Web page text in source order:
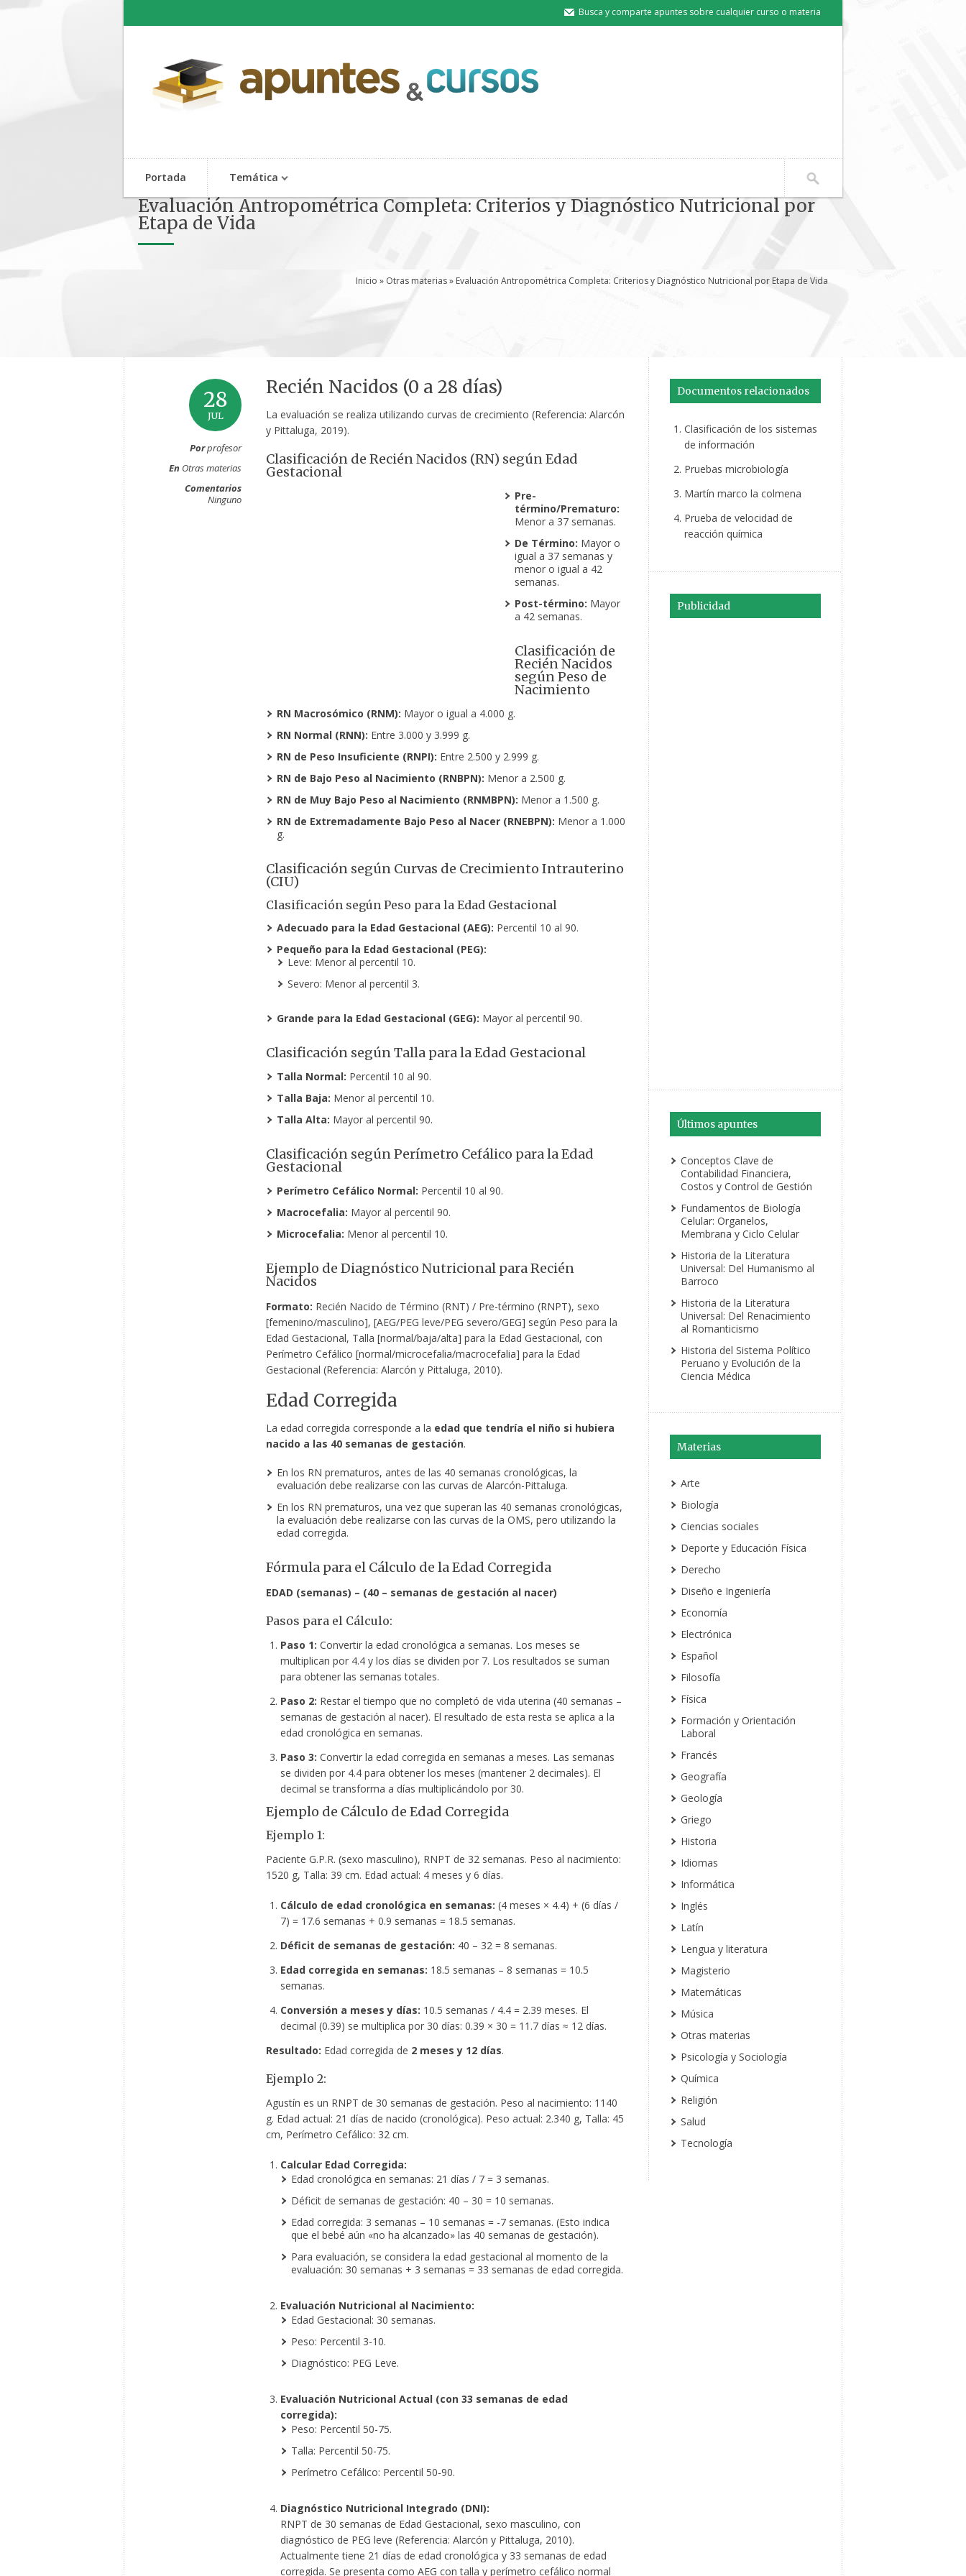
Busca y comparte apuntes sobre cualquier curso o materia
Portada Temática
Evaluación Antropométrica Completa: Criterios y Diagnóstico Nutricional por
Etapa de Vida
Inicio » Otras materias» Evaluación Antropométrica Completa: Criterios y Diagnóstico Nutricional por Etapa de Vida
28
JUL
Porprofesor
En Otras materias
Comentarios
Ninguno
Recién Nacidos (0 a 28 días)
La evaluación se realiza utilizando curvas de crecimiento (Referencia: Alarcón
y Pittaluga, 2019).
Clasificación de Recién Nacidos (RN) según Edad
Gestacional
Pre-
término/Prematuro:
Menor a 37 semanas.
De Término: Mayor o
igual a 37 semanas y
menor o igual a 42
semanas.
Post-término: Mayor
a 42 semanas.
Clasificación de
Recién Nacidos
según Peso de
Nacimiento
RN Macrosómico (RNM): Mayor o igual a 4.000 g.
RN Normal (RNN): Entre 3.000 y 3.999 g.
RN de Peso Insuficiente (RNPI): Entre 2.500 y 2.999 g.
RN de Bajo Peso al Nacimiento (RNBPN): Menor a 2.500 g.
RN de Muy Bajo Peso al Nacimiento (RNMBPN): Menor a 1.500 g.
RN de Extremadamente Bajo Peso al Nacer (RNEBPN): Menor a 1.000
g.
Clasificación según Curvas de Crecimiento Intrauterino
(CIU)
Clasificación según Peso para la Edad Gestacional
Adecuado para la Edad Gestacional (AEG): Percentil 10 al 90.
Pequeño para la Edad Gestacional (PEG):
Leve: Menor al percentil 10.
Severo: Menor al percentil 3.
Grande para la Edad Gestacional (GEG): Mayor al percentil 90.
Clasificación según Talla para la Edad Gestacional
Talla Normal: Percentil 10 al 90.
Talla Baja: Menor al percentil 10.
Talla Alta: Mayor al percentil 90.
Clasificación según Perímetro Cefálico para la Edad
Gestacional
Perímetro Cefálico Normal: Percentil 10 al 90.
Macrocefalia: Mayor al percentil 90.
Microcefalia: Menor al percentil 10.
Ejemplo de Diagnóstico Nutricional para Recién
Nacidos
Formato: Recién Nacido de Término (RNT) / Pre-término (RNPT), sexo
[femenino/masculino], [AEG/PEG leve/PEG severo/GEG] según Peso para la
Edad Gestacional, Talla [normal/baja/alta] para la Edad Gestacional, con
Perímetro Cefálico [normal/microcefalia/macrocefalia] para la Edad
Gestacional (Referencia: Alarcón y Pittaluga, 2010).
Edad Corregida
La edad corregida corresponde a la edad que tendría el niño si hubiera
nacido a las 40 semanas de gestación.
En los RN prematuros, antes de las 40 semanas cronológicas, la
evaluación debe realizarse con las curvas de Alarcón-Pittaluga.
En los RN prematuros, una vez que superan las 40 semanas cronológicas,
la evaluación debe realizarse con las curvas de la OMS, pero utilizando la
edad corregida.
Fórmula para el Cálculo de la Edad Corregida
EDAD (semanas) – (40 – semanas de gestación al nacer)
Pasos para el Cálculo:
Paso 1: Convertir la edad cronológica a semanas. Los meses se
multiplican por 4.4 y los días se dividen por 7. Los resultados se suman
para obtener las semanas totales.
Paso 2: Restar el tiempo que no completó de vida uterina (40 semanas –
semanas de gestación al nacer). El resultado de esta resta se aplica a la
edad cronológica en semanas.
Paso 3: Convertir la edad corregida en semanas a meses. Las semanas
se dividen por 4.4 para obtener los meses (mantener 2 decimales). El
decimal se transforma a días multiplicándolo por 30.
Ejemplo de Cálculo de Edad Corregida
Ejemplo 1:
Paciente G.P.R. (sexo masculino), RNPT de 32 semanas. Peso al nacimiento:
1520 g, Talla: 39 cm. Edad actual: 4 meses y 6 días.
Cálculo de edad cronológica en semanas: (4 meses × 4.4) + (6 días /
7) = 17.6 semanas + 0.9 semanas = 18.5 semanas.
Déficit de semanas de gestación: 40 – 32 = 8 semanas.
Edad corregida en semanas: 18.5 semanas – 8 semanas = 10.5
semanas.
Conversión a meses y días: 10.5 semanas / 4.4 = 2.39 meses. El
decimal (0.39) se multiplica por 30 días: 0.39 × 30 = 11.7 días ≈ 12 días.
Resultado: Edad corregida de 2 meses y 12 días.
Ejemplo 2:
Agustín es un RNPT de 30 semanas de gestación. Peso al nacimiento: 1140
g. Edad actual: 21 días de nacido (cronológica). Peso actual: 2.340 g, Talla: 45
cm, Perímetro Cefálico: 32 cm.
Calcular Edad Corregida:
Edad cronológica en semanas: 21 días / 7 = 3 semanas.
Déficit de semanas de gestación: 40 – 30 = 10 semanas.
Edad corregida: 3 semanas – 10 semanas = -7 semanas. (Esto indica
que el bebé aún «no ha alcanzado» las 40 semanas de gestación).
Para evaluación, se considera la edad gestacional al momento de la
evaluación: 30 semanas + 3 semanas = 33 semanas de edad corregida.
Evaluación Nutricional al Nacimiento:
Edad Gestacional: 30 semanas.
Peso: Percentil 3-10.
Diagnóstico: PEG Leve.
Evaluación Nutricional Actual (con 33 semanas de edad
corregida):
Peso: Percentil 50-75.
Talla: Percentil 50-75.
Perímetro Cefálico: Percentil 50-90.
Diagnóstico Nutricional Integrado (DNI):
RNPT de 30 semanas de Edad Gestacional, sexo masculino, con
diagnóstico de PEG leve (Referencia: Alarcón y Pittaluga, 2010).
Actualmente tiene 21 días de edad cronológica y 33 semanas de edad
corregida. Se presenta como AEG con talla y perímetro cefálico normal
Documentos relacionados
Clasificación de los sistemas
de información
Pruebas microbiología
Martín marco la colmena
Prueba de velocidad de
reacción química
Publicidad
Últimos apuntes
Conceptos Clave de
Contabilidad Financiera,
Costos y Control de Gestión
Fundamentos de Biología
Celular: Organelos,
Membrana y Ciclo Celular
Historia de la Literatura
Universal: Del Humanismo al
Barroco
Historia de la Literatura
Universal: Del Renacimiento
al Romanticismo
Historia del Sistema Político
Peruano y Evolución de la
Ciencia Médica
Materias
Arte
Biología
Ciencias sociales
Deporte y Educación Física
Derecho
Diseño e Ingeniería
Economía
Electrónica
Español
Filosofía
Física
Formación y Orientación
Laboral
Francés
Geografía
Geología
Griego
Historia
Idiomas
Informática
Inglés
Latín
Lengua y literatura
Magisterio
Matemáticas
Música
Otras materias
Psicología y Sociología
Química
Religión
Salud
Tecnología